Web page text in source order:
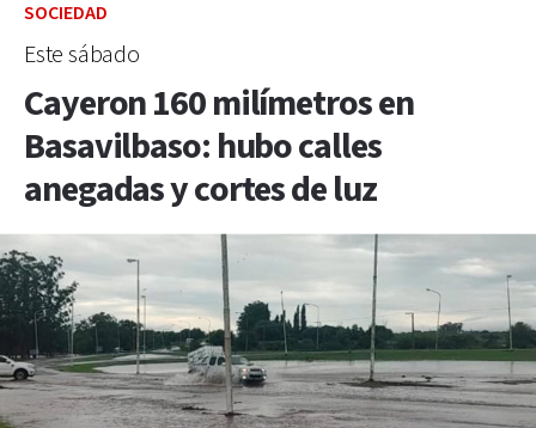
SOCIEDAD
Este sábado
Cayeron 160 milímetros en
Basavilbaso: hubo calles
anegadas y cortes de luz